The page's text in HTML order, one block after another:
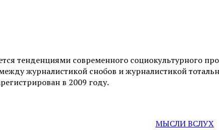
тенденциями современного социокультурного
журналистикой снобов и журналистикой
в 2009 году.
МЫСЛИ ВСЛУХ